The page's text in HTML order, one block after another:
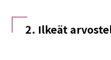
2. Ilkeät